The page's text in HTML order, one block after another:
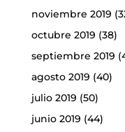
noviembre 2019
octubre 2019 (38)
septiembre 2019
agosto 2019 (40)
julio 2019 (50)
junio 2019 (44)